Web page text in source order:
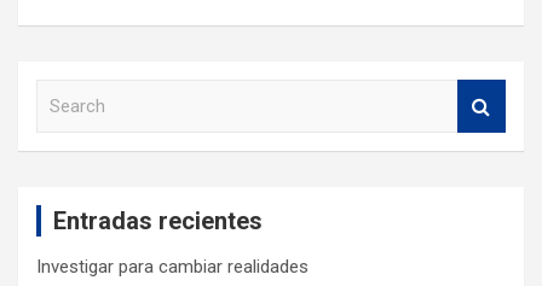
Entradas recientes
Investigar para cambiar realidades